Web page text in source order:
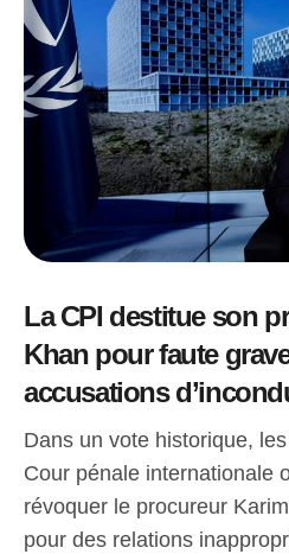
La CPI destitue son
Khan pour faute
accusations
Dans un vote historique,
Cour pénale internationale
révoquer le procureur
pour des relations